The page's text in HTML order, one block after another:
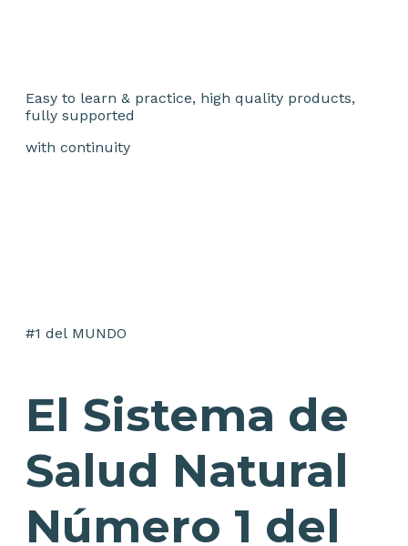
Easy to learn & practice, high quality products,
fully supported
with continuity
#1 del MUNDO
El Sistema de
Salud Natural
Número 1 del